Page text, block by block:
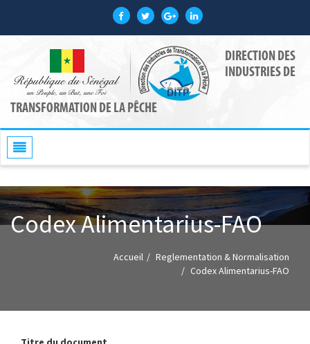
DIRECTION DES
INDUSTRIES DE
TRANSFORMATION DE LA PÊCHE
Toggle
navigation
Codex Alimentarius-FAO
Accueil
Reglementation & Normalisation
Codex Alimentarius-FAO